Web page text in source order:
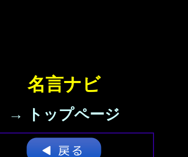
名言ナビ
→ トップページ